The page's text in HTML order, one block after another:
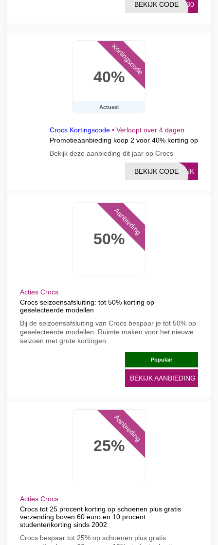
ER30
BEKIJK CODE
40%
Actueel
Kortingscode
Crocs Kortingscode • Verloopt over 4 dagen
Promotieaanbieding koop 2 voor 40% korting op
Bekijk deze aanbieding dit jaar op Crocs
LINK
BEKIJK CODE
50%
Aanbieding
Acties Crocs
Crocs seizoensafsluiting: tot 50% korting op
geselecteerde modellen
Bij de seizoensafsluiting van Crocs bespaar je tot 50% op
geselecteerde modellen. Ruimte maken voor het nieuwe
seizoen met grote kortingen
Populair
BEKIJK AANBIEDING
25%
Aanbieding
Acties Crocs
Crocs tot 25 procent korting op schoenen plus gratis
verzending boven 60 euro en 10 procent
studentenkorting sinds 2002
Crocs bespaar tot 25% op schoenen plus gratis